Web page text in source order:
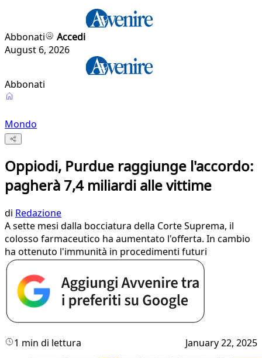
Abbonati
Accedi
August 6, 2026
Abbonati
Mondo
Oppiodi, Purdue raggiunge l'accordo:
pagherà 7,4 miliardi alle vittime
di Redazione
A sette mesi dalla bocciatura della Corte Suprema, il
colosso farmaceutico ha aumentato l'offerta. In cambio
ha ottenuto l'immunità in procedimenti futuri
1 min di lettura January 22, 2025